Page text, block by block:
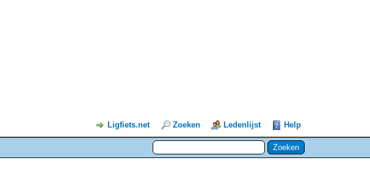
Ligfiets.net Zoeken Ledenlijst Help